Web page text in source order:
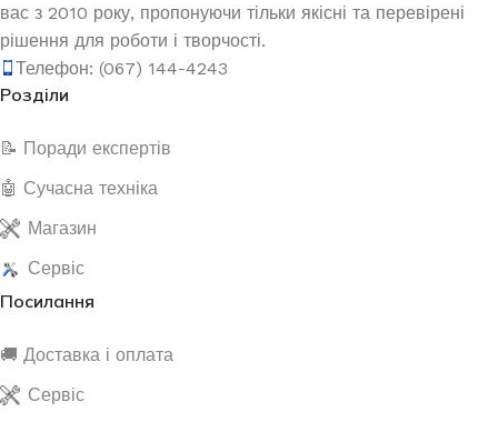
вас з 2010 року, пропонуючи тільки якісні та перевірені
рішення для роботи і творчості.
Телефон: (067) 144-4243
Розділи
📝 Поради експертів
🤖 Сучасна техніка
Магазин
Сервіс
Посилання
🚚 Доставка і оплата
Сервіс